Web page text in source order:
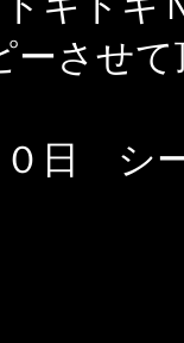
ーさせ
０日 シ